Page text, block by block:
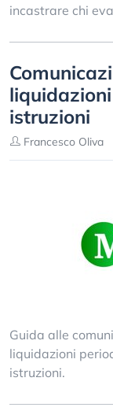
incastrare chi
istruzioni
Francesco Oliva
Guida alle
liquidazioni
istruzioni.